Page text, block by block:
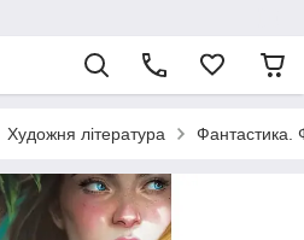
Художня література Фантастика.